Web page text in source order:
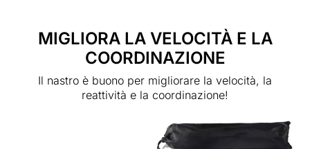
MIGLIORA LA VELOCITÀ E LA
COORDINAZIONE
Il nastro è buono per migliorare la velocità, la
reattività e la coordinazione!